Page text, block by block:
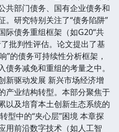
共部门债务、国有企业债务和
。研究特别关注了“债务陷阱”
际债务重组框架（如G20“共
批判性评估。论文提出了基
”的债务可持续性分析框架，
务减免和重组的考量之中。
新驱动发展 新兴市场经济增
产业结构转型。本部分聚焦于
以及培育本土创新生态系统的
型中的“夹心层”困境 本章探
用前沿数字技术（如人工智